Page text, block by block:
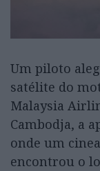
Um piloto
satélite do
Malaysia
Cambodja, a
onde um
encontrou o